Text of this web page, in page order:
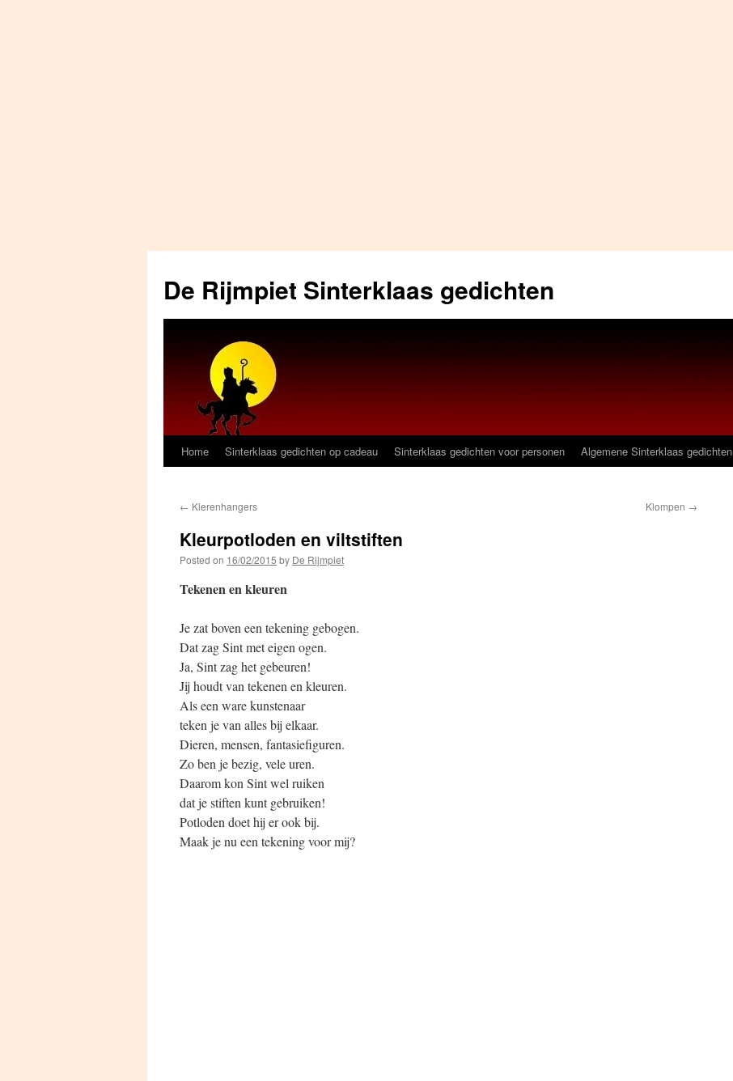
content
De Rijmpiet Sinterklaas gedichten
Home Sinterklaas gedichten op cadeau Sinterklaas gedichten voor personen Algemene Sinterklaas gedichten
← Klerenhangers Klompen →
Kleurpotloden en viltstiften
Posted on 16/02/2015 by De Rijmpiet
Tekenen en kleuren
Je zat boven een tekening gebogen.
Dat zag Sint met eigen ogen.
Ja, Sint zag het gebeuren!
Jij houdt van tekenen en kleuren.
Als een ware kunstenaar
teken je van alles bij elkaar.
Dieren, mensen, fantasiefiguren.
Zo ben je bezig, vele uren.
Daarom kon Sint wel ruiken
dat je stiften kunt gebruiken!
Potloden doet hij er ook bij.
Maak je nu een tekening voor mij?